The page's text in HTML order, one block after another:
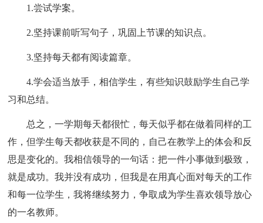
1.尝试学案。
2.坚持课前听写句子，巩固上节课的知识点。
3.坚持每天都有阅读篇章。
4.学会适当放手，相信学生，有些知识鼓励学生自己学
习和总结。
总之，一学期每天都很忙，每天似乎都在做着同样的工
作，但学生每天都收获是不同的，自己在教学上的体会和反
思是变化的。我相信领导的一句话：把一件小事做到极致，
就是成功。我并没有成功，但我是在用真心面对每天的工作
和每一位学生，我将继续努力，争取成为学生喜欢领导放心
的一名教师。